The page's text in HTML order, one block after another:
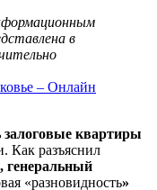
в
– Онлайн
квартиры
Как разъяснил
генеральный
«разновидность»